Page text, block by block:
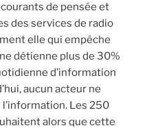
de pensée et
des services de radio
elle qui empêche
détienne plus de 30%
d’information
aucun acteur ne
Les 250
alors que cette